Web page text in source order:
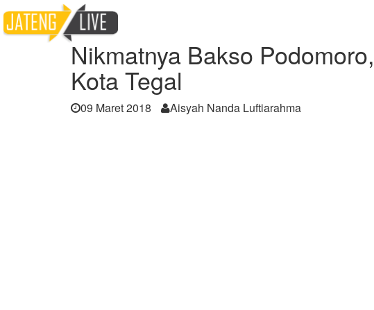
Home Nikmatnya Bakso Podomoro, Kuliner
Nikmatnya Bakso
Kota Tegal
09 Maret 2018 Aisyah Nanda Luftiarahma